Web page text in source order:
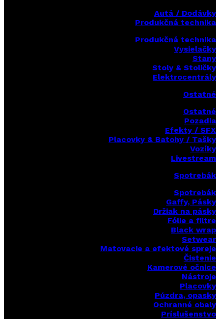
Autá / Dodávky
Produkčná technika
Produkčná technika
Vysielačky
Stany
Stoly & Stoličky
Elektrocentrály
Ostatné
Ostatné
Pozadia
Efekty / SFX
Placovky & Batohy / Tašky
Vozíky
Livestream
Spotrebák
Spotrebák
Gaffy, Pásky
Držiak na pásky
Fólie a filtre
Black wrap
Setwear
Matovacie a efektové spreje
Čistenie
Kamerové očnice
Nástroje
Placovky
Púzdra, opasky
Ochranné obaly
Príslušenstvo